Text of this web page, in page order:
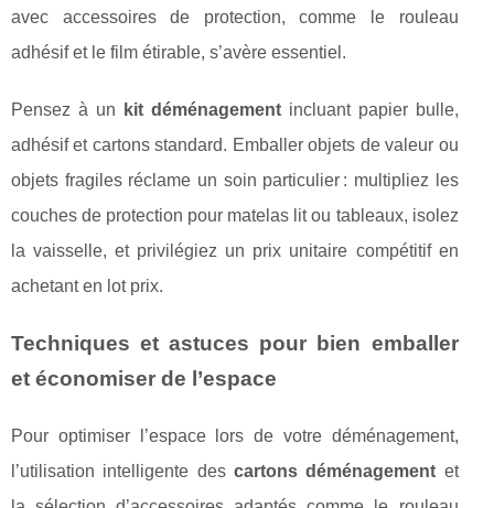
avec accessoires de protection, comme le rouleau
adhésif et le film étirable, s’avère essentiel.
Pensez à un kit déménagementincluant papier bulle,
adhésif et cartons standard. Emballer objets de valeur ou
objets fragiles réclame un soin particulier : multipliez les
couches de protection pour matelas lit ou tableaux, isolez
la vaisselle, et privilégiez un prix unitaire compétitif en
achetant en lot prix.
Techniques et astuces pour bien emballer
et économiser de l’espace
Pour optimiser l’espace lors de votre déménagement,
l’utilisation intelligente des cartons déménagement et